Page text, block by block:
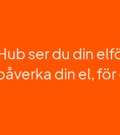
ser du din
din el,